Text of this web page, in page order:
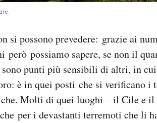
si possono prevedere: grazie ai
però possiamo sapere, se non il
punti più sensibili di altri, in
è in quei posti che si verificano i
Molti di quei luoghi – il Cile e il
per i devastanti terremoti che li